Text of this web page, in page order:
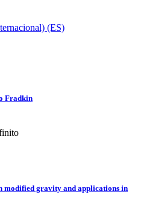
Fradkin
modified gravity and applications in